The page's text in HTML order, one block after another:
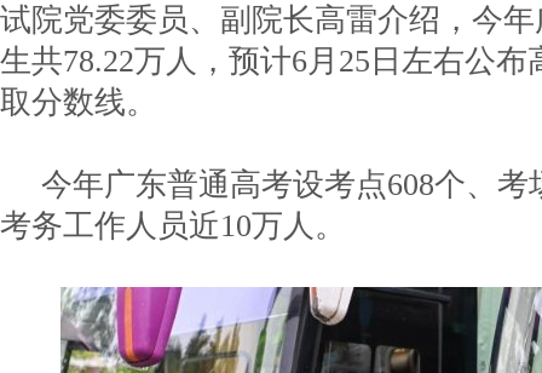
试院党委委员、副院长高雷介绍，今
生共78.22万人，预计6月25日左右公
取分数线。
今年广东普通高考设考点608个、考
考务工作人员近10万人。